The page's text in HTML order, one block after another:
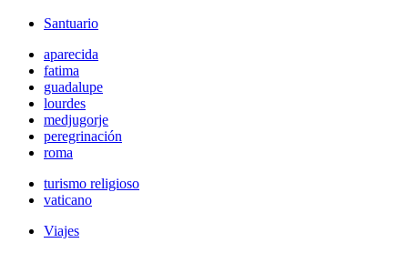
Santuario
aparecida
fatima
guadalupe
lourdes
medjugorje
peregrinación
roma
turismo religioso
vaticano
Viajes